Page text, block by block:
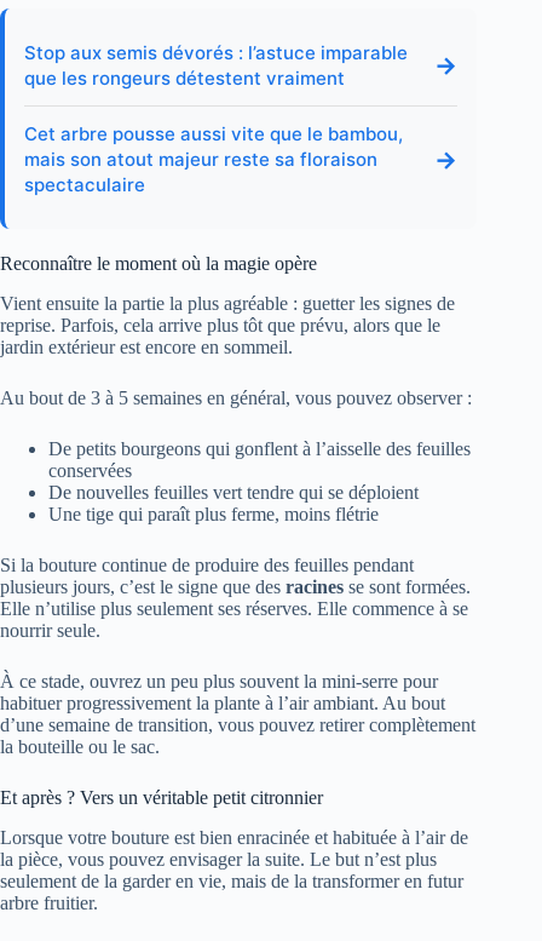
Stop aux semis dévorés : l’astuce imparable
que les rongeurs détestent vraiment
→
Cet arbre pousse aussi vite que le bambou,
mais son atout majeur reste sa floraison
spectaculaire
→
Reconnaître le moment où la magie opère
Vient ensuite la partie la plus agréable : guetter les signes de
reprise. Parfois, cela arrive plus tôt que prévu, alors que le
jardin extérieur est encore en sommeil.
Au bout de 3 à 5 semaines en général, vous pouvez observer :
De petits bourgeons qui gonflent à l’aisselle des feuilles
conservées
De nouvelles feuilles vert tendre qui se déploient
Une tige qui paraît plus ferme, moins flétrie
Si la bouture continue de produire des feuilles pendant
plusieurs jours, c’est le signe que des racines se sont formées.
Elle n’utilise plus seulement ses réserves. Elle commence à se
nourrir seule.
À ce stade, ouvrez un peu plus souvent la mini-serre pour
habituer progressivement la plante à l’air ambiant. Au bout
d’une semaine de transition, vous pouvez retirer complètement
la bouteille ou le sac.
Et après ? Vers un véritable petit citronnier
Lorsque votre bouture est bien enracinée et habituée à l’air de
la pièce, vous pouvez envisager la suite. Le but n’est plus
seulement de la garder en vie, mais de la transformer en futur
arbre fruitier.